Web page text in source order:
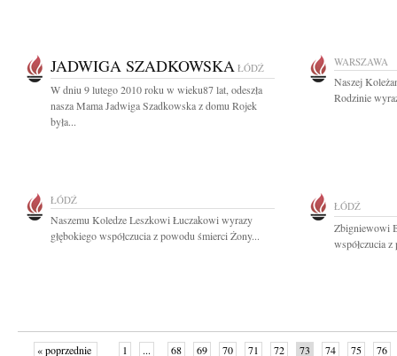
JADWIGA SZADKOWSKA ŁÓDŹ
W dniu 9 lutego 2010 roku w wieku87 lat, odeszła
nasza Mama Jadwiga Szadkowska z domu Rojek
była...
WARSZAWA
Naszej
Rodzinie
ŁÓDŹ
Naszemu Koledze Leszkowi Łuczakowi wyrazy
głębokiego współczucia z powodu śmierci Żony...
ŁÓDŹ
Zbigniewowi
współczucia z
« poprzednie 1 ... 68 69 70 71 72 73 74 75 76